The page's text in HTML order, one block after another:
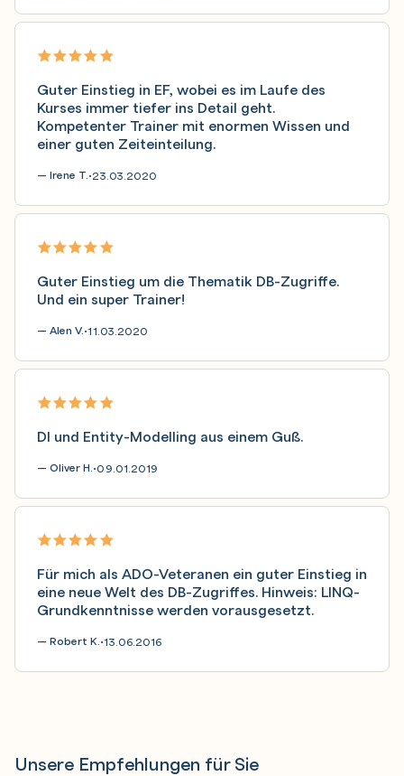
Guter Einstieg in EF, wobei es im Laufe des
Kurses immer tiefer ins Detail geht.
Kompetenter Trainer mit enormen Wissen und
einer guten Zeiteinteilung.
— Irene T.•23.03.2020
Guter Einstieg um die Thematik DB-Zugriffe.
Und ein super Trainer!
— Alen V.•11.03.2020
DI und Entity-Modelling aus einem Guß.
— Oliver H.•09.01.2019
Für mich als ADO-Veteranen ein guter Einstieg in
eine neue Welt des DB-Zugriffes. Hinweis: LINQ-
Grundkenntnisse werden vorausgesetzt.
— Robert K.•13.06.2016
Unsere Empfehlungen für Sie